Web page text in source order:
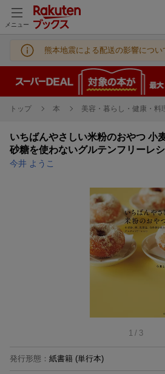
メニュー
熊本地震による配送の影響につい
トップ 本 美容・暮らし・健康・料
いちばんやさしい米粉のおやつ 小
砂糖を使わないグルテンフリーレ
今井 ようこ
1 / 3
発行形態 ： 紙書籍 (単行本)